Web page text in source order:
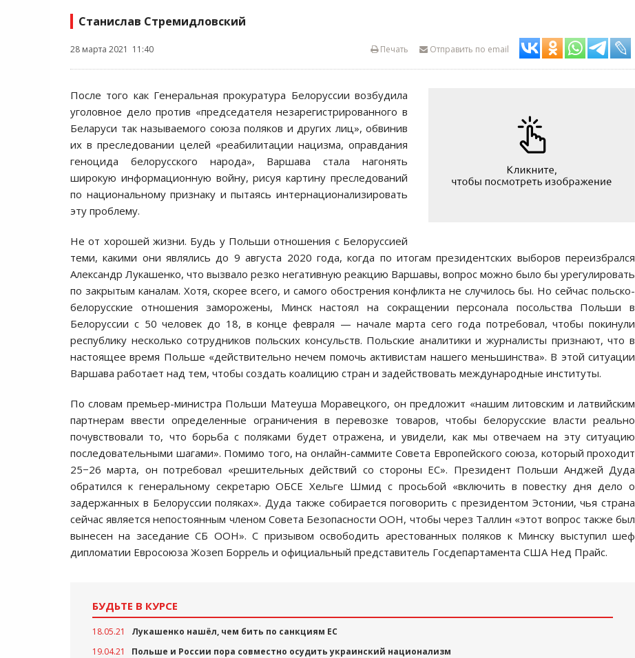
Станислав Стремидловский
28 марта 2021 11:40 Отправить по email
Печать
После того как Генеральная прокуратура Белоруссии возбудила
уголовное дело против «председателя незарегистрированного в
Беларуси так называемого союза поляков и других лиц», обвинив
их в преследовании целей «реабилитации нацизма, оправдания
геноцида белорусского народа», Варшава стала нагонять
широкую информационную войну, рисуя картину преследований
по национальному признаку и пытаясь интернационализировать
эту проблему.
Не от хорошей жизни. Будь у Польши отношения с Белоруссией
теми, какими они являлись до 9 августа 2020 года, когда по итогам президентских выборов переизбрался
Александр Лукашенко, что вызвало резко негативную реакцию Варшавы, вопрос можно было бы урегулировать
по закрытым каналам. Хотя, скорее всего, и самого обострения конфликта не случилось бы. Но сейчас польско-
белорусские отношения заморожены, Минск настоял на сокращении персонала посольства Польши в
Белоруссии с 50 человек до 18, в конце февраля — начале марта сего года потребовал, чтобы покинули
республику несколько сотрудников польских консульств. Польские аналитики и журналисты признают, что в
настоящее время Польше «действительно нечем помочь активистам нашего меньшинства». В этой ситуации
Варшава работает над тем, чтобы создать коалицию стран и задействовать международные институты.
По словам премьер-министра Польши Матеуша Моравецкого, он предложит «нашим литовским и латвийским
партнерам ввести определенные ограничения в перевозке товаров, чтобы белорусские власти реально
почувствовали то, что борьба с поляками будет отражена, и увидели, как мы отвечаем на эту ситуацию
последовательными шагами». Помимо того, на онлайн-саммите Совета Европейского союза, который проходит
25−26 марта, он потребовал «решительных действий со стороны ЕС». Президент Польши Анджей Дуда
обратился к генеральному секретарю ОБСЕ Хельге Шмид с просьбой «включить в повестку дня дело о
задержанных в Белоруссии поляках». Дуда также собирается поговорить с президентом Эстонии, чья страна
сейчас является непостоянным членом Совета Безопасности ООН, чтобы через Таллин «этот вопрос также был
вынесен на заседание СБ ООН». С призывом освободить арестованных поляков к Минску выступил шеф
дипломатии Евросоюза Жозеп Боррель и официальный представитель Госдепартамента США Нед Прайс.
БУДЬТЕ В КУРСЕ
18.05.21
Лукашенко нашёл, чем бить по санкциям ЕС
19.04.21
Польше и России пора совместно осудить украинский национализм